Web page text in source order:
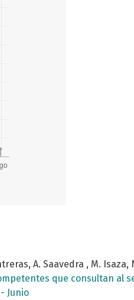
A. Saavedra , M. Isaza,
que consultan al
Junio